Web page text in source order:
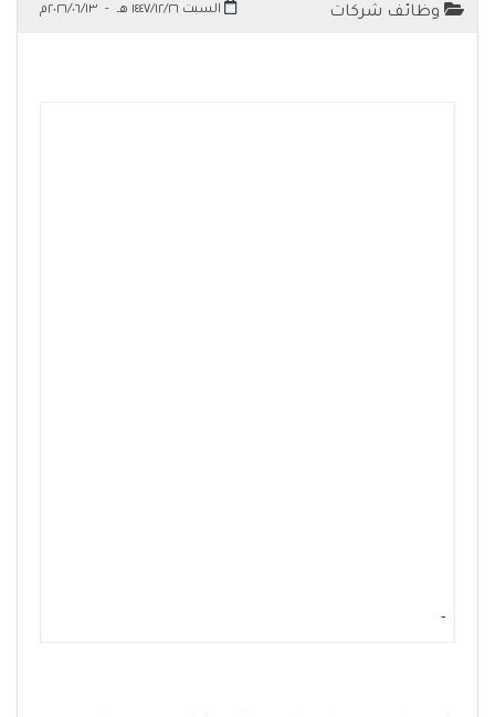
وظائف شركات السبت ١٤٤٧/١٢/٢٦ هـ - ٢٠٢٦/٠٦/١٣م
-